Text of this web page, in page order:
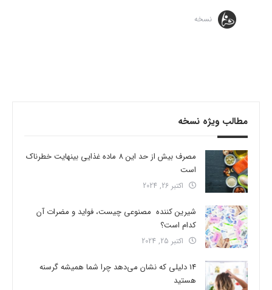
نسخه
مطالب ویژه نسخه
مصرف بیش از حد این 8 ماده غذایی بینهایت خطرناک
است
اکتبر 26, 2024
شیرین کننده مصنوعی چیست، فواید و مضرات آن
کدام است؟
اکتبر 25, 2024
14 دلیلی که نشان می‌دهد چرا شما همیشه گرسنه
هستید